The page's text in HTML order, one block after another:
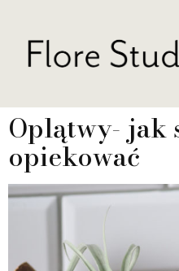
Oplątwy- jak
opiekować